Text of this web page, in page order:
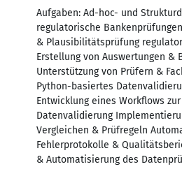
Aufgaben: Ad-hoc- und
regulatorische
& Plausibilitätsprüfung
Erstellung von Auswertungen &
Unterstützung von Prüfern &
Python-basiertes
Entwicklung eines Workflows
Datenvalidierung
Vergleichen & Prüfregeln
Fehlerprotokolle &
& Automatisierung des